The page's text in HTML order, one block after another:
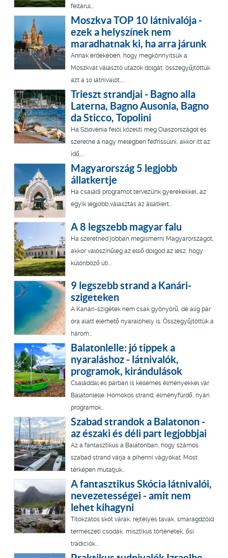
feltárul...
Moszkva TOP 10 látnivalója -
ezek a helyszínek nem
maradhatnak ki, ha arra járunk
Annak érdekében, hogy megkönnyítsük a
Moszkvát választó utazók dolgát, összegyűjtöttük
azt a 10 látnivalót,...
Trieszt strandjai - Bagno alla
Laterna, Bagno Ausonia, Bagno
da Sticco, Topolini
Ha Szlovénia felöl közelíti meg Olaszországot és
szeretne a nagy melegben felfrissülni, akkor itt az
idő,...
Magyarország 5 legjobb
állatkertje
Ha családi programot tervezünk gyerekekkel, az
egyik legjobb választás az állatkert…
A 8 legszebb magyar falu
Ha szeretnéd jobban megismerni Magyarországot,
akkor valószínűleg az első dolgod az lesz, hogy
különböző úti...
9 legszebb strand a Kanári-
szigeteken
A Kanári-szigetek nem csak gyönyörű, de alig pár
óra alatt elérhető nyaralóhely is. Összegyűjtöttük a
három...
Balatonlelle: jó tippek a
nyaraláshoz - látnivalók,
programok, kirándulások
Családdal és párban is kellemes élményekkel vár
Balatonlelle. Homokos strand, élményfürdő, nyári
programok...
Szabad strandok a Balatonon -
az északi és déli part legjobbjai
Az a fantasztikus a Balatonban, hogy számos
szabad strand várja a pihenni vágyókat. Most
térképen mutatjuk...
A fantasztikus Skócia látnivalói,
nevezetességei - amit nem
lehet kihagyni
Titokzatos skót várak, rejtélyes tavak, smaragdzöld
természeti csodák, misztikus történetek, ősi
tradíciók...